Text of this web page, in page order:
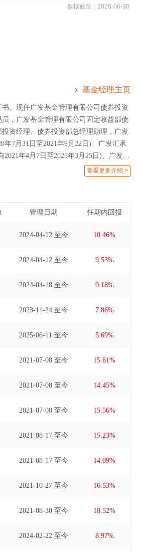
数据截至： 2026-06-30
基金经理主页
。现任广发基金管理有限公司债券投资
，广发基金管理有限公司固定收益部债
资经理、债券投资部总经理助理，广发
7月31日至2021年9月22日)、广发汇承
年4月7日至2025年3月25日)、广发添
年9月18日至2026年1月30日)、广发添
查看更多介绍 >
管理日期 任期内回报
2024-04-12 至今 10.46%
2024-04-12 至今 9.53%
2024-04-18 至今 9.18%
2023-11-24 至今 7.86%
2025-06-11 至今 5.69%
2021-07-08 至今 15.61%
2021-07-08 至今 14.45%
2021-07-08 至今 15.56%
2021-08-17 至今 15.23%
2021-08-17 至今 14.09%
2021-10-27 至今 16.53%
2021-08-30 至今 18.52%
2024-02-22 至今 8.97%